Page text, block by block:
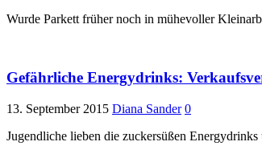
Wurde Parkett früher noch in mühevoller
Gefährliche Energydrinks:
13. September 2015 Diana Sander 0
Jugendliche lieben die zuckersüßen